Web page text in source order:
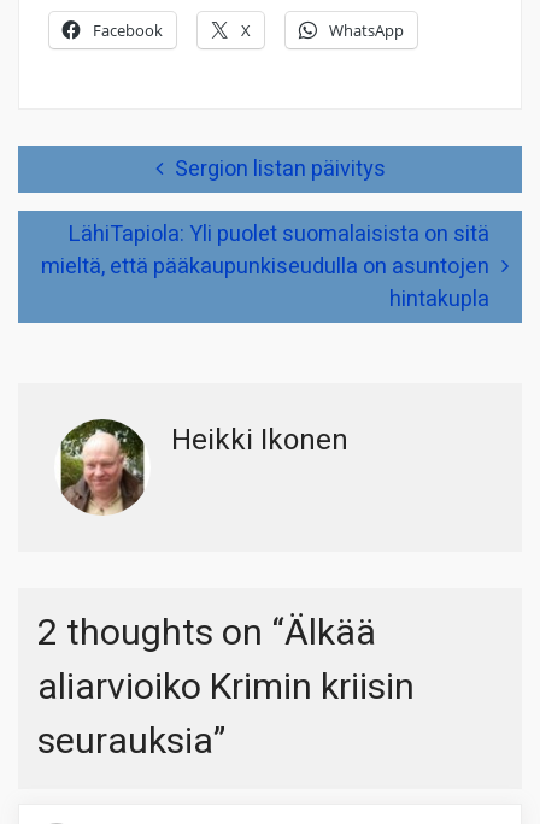
Facebook X WhatsApp
Sergion listan päivitys
LähiTapiola: Yli puolet suomalaisista on sitä
mieltä, että pääkaupunkiseudulla on asuntojen
hintakupla
Heikki Ikonen
2 thoughts on “Älkää
aliarvioiko Krimin kriisin
seurauksia”